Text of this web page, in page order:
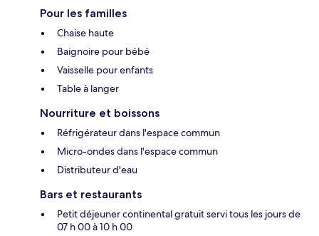
Pour les familles
Chaise haute
Baignoire pour bébé
Vaisselle pour enfants
Table à langer
Nourriture et boissons
Réfrigérateur dans l'espace commun
Micro-ondes dans l'espace commun
Distributeur d'eau
Bars et restaurants
Petit déjeuner continental gratuit servi tous les jours de
07 h 00 à 10 h 00